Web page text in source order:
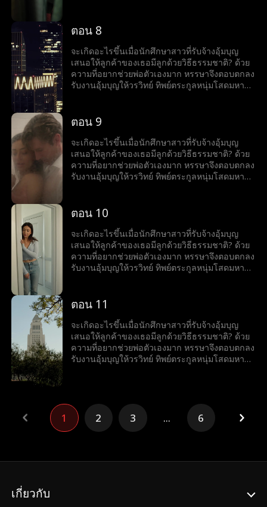
เลือนลาง หรรษาก็พบว่าตัวเองไม่อาจต้านทาน
รวิทย์รู้สึกเหมือนกันหรือเปล่า?
ตอน 8
จะเกิดอะไรขึ้นเมื่อนักศึกษาสาวที่รับจ้างอุ้มบุญ
เสนอให้ลูกค้าของเธอมีลูกด้วยวิธีธรรมชาติ? ด้วย
ความที่อยากช่วยพ่อตัวเองมาก หรรษาจึงตอบตกลง
รับงานอุ้มบุญให้วรวิทย์ ทิพย์ตระกูลหนุ่มโสดมหา
เลือนลาง หรรษาก็พบว่าตัวเองไม่อาจต้านทาน
รวิทย์รู้สึกเหมือนกันหรือเปล่า?
ตอน 9
จะเกิดอะไรขึ้นเมื่อนักศึกษาสาวที่รับจ้างอุ้มบุญ
เสนอให้ลูกค้าของเธอมีลูกด้วยวิธีธรรมชาติ? ด้วย
ความที่อยากช่วยพ่อตัวเองมาก หรรษาจึงตอบตกลง
รับงานอุ้มบุญให้วรวิทย์ ทิพย์ตระกูลหนุ่มโสดมหา
เลือนลาง หรรษาก็พบว่าตัวเองไม่อาจต้านทาน
รวิทย์รู้สึกเหมือนกันหรือเปล่า?
ตอน 10
จะเกิดอะไรขึ้นเมื่อนักศึกษาสาวที่รับจ้างอุ้มบุญ
เสนอให้ลูกค้าของเธอมีลูกด้วยวิธีธรรมชาติ? ด้วย
ความที่อยากช่วยพ่อตัวเองมาก หรรษาจึงตอบตกลง
รับงานอุ้มบุญให้วรวิทย์ ทิพย์ตระกูลหนุ่มโสดมหา
เลือนลาง หรรษาก็พบว่าตัวเองไม่อาจต้านทาน
รวิทย์รู้สึกเหมือนกันหรือเปล่า?
ตอน 11
จะเกิดอะไรขึ้นเมื่อนักศึกษาสาวที่รับจ้างอุ้มบุญ
เสนอให้ลูกค้าของเธอมีลูกด้วยวิธีธรรมชาติ? ด้วย
ความที่อยากช่วยพ่อตัวเองมาก หรรษาจึงตอบตกลง
รับงานอุ้มบุญให้วรวิทย์ ทิพย์ตระกูลหนุ่มโสดมหา
เสน่ห์ของวรวิทย์ได้ แต่ลึก ๆ ในใจก็ยังมีคำถามว่าว
รวิทย์รู้สึกเหมือนกันหรือเปล่า?
1 2 3 ... 6
เกี่ยวกับ